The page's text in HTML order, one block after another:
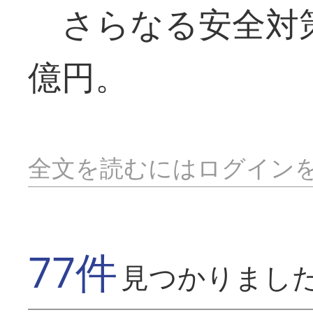
さらなる安全対
億円。
全文を読むにはログイン
77件 見つかりまし